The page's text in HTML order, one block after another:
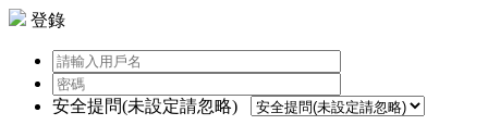
登錄
安全提問(未設定請忽略)